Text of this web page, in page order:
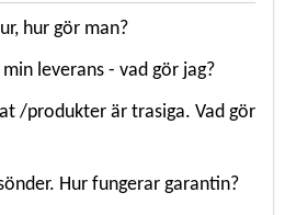
hur gör man?
leverans - vad gör jag?
/produkter är trasiga. Vad gör
Hur fungerar garantin?